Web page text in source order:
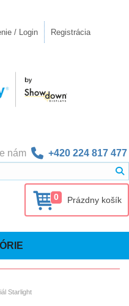
/ Login Registrácia
nám +420 224 817 477
0 Prázdny košík
Starlight